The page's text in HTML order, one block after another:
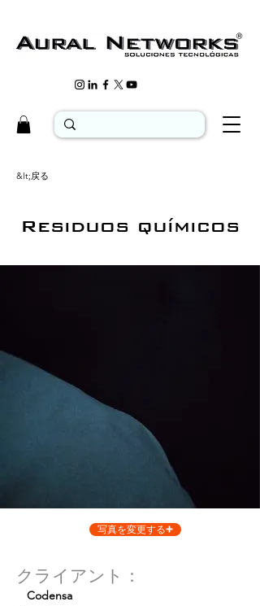
&lt;戻る
Residuos químicos
写真を変更する
Codensa
クライアント：